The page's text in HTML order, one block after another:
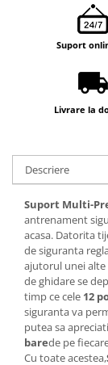
Suport
Livrare la
Descriere
Suport Multi-
antrenament
acasa. Datorita
de siguranta
ajutorul unei
de ghidare se
timp ce cele 12
siguranta va
putea sa
barede pe
Cu toate acestea,